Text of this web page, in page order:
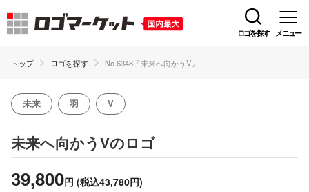
ロゴを探す メニュー
トップ ロゴを探す No.6348「未来へ向かうV」
未来 羽 V
未来へ向かうVのロゴ
39,800円 (税込43,780円)